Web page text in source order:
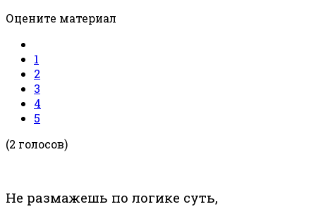
Оцените материал
1
2
3
4
5
(2 голосов)
Не размажешь по логике суть,